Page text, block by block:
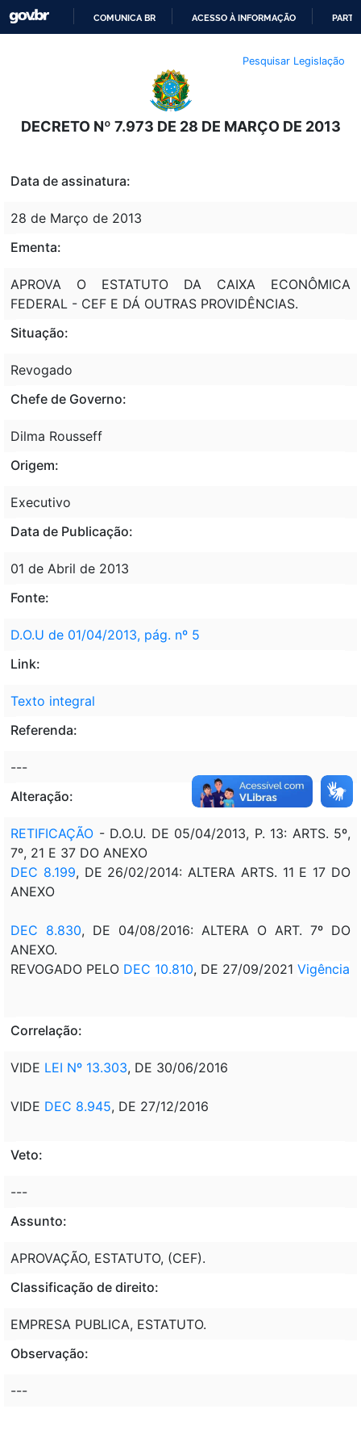
O
CONTEÚDO
COMUNICA BR ACESSO À INFORMAÇÃO
Pesquisar Legislação
DECRETO Nº 7.973 DE 28 DE MARÇO DE 2013
Data de assinatura:
28 de Março de 2013
Ementa:
APROVA O ESTATUTO DA CAIXA ECONÔMICA
FEDERAL - CEF E DÁ OUTRAS PROVIDÊNCIAS.
Situação:
Revogado
Chefe de Governo:
Dilma Rousseff
Origem:
Executivo
Data de Publicação:
01 de Abril de 2013
Fonte:
D.O.U de 01/04/2013, pág. nº 5
Link:
Texto integral
Referenda:
---
Alteração:
RETIFICAÇÃO - D.O.U. DE 05/04/2013, P. 13: ARTS. 5º,
7º, 21 E 37 DO ANEXO
DEC 8.199, DE 26/02/2014: ALTERA ARTS. 11 E 17 DO
ANEXO
DEC 8.830, DE 04/08/2016: ALTERA O ART. 7º DO
ANEXO.
REVOGADO PELO DEC 10.810, DE 27/09/2021 Vigência
Correlação:
VIDE LEI Nº 13.303, DE 30/06/2016
VIDE DEC 8.945, DE 27/12/2016
Veto:
---
Assunto:
APROVAÇÃO, ESTATUTO, (CEF).
Classificação de direito:
EMPRESA PUBLICA, ESTATUTO.
Observação:
---